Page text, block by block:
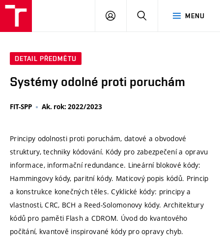
MENU
PŘIHLÁSIT
DETAIL PŘEDMĚTU
Systémy odolné proti poruchám
FIT-SPP Ak. rok: 2022/2023
Principy odolnosti proti poruchám, datové a obvodové
struktury, techniky kódování. Kódy pro zabezpečení a opravu
informace, informační redundance. Lineární blokové kódy:
Hammingovy kódy, paritní kódy. Maticový popis kódů. Princip
a konstrukce konečných těles. Cyklické kódy: principy a
vlastnosti, CRC, BCH a Reed-Solomonovy kódy. Architektury
kódů pro paměti Flash a CDROM. Úvod do kvantového
počítání, kvantově inspirované kódy pro opravy chyb.